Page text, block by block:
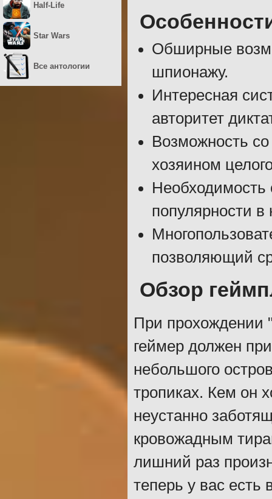
Обширные
шпионажу.
Интересная
авторитет
Возможность
хозяином
Необходимость
популярности
позволяющий
Обзор
При прохождении
геймер должен
небольшого
тропиках. Кем он
неустанно
кровожадным
лишний раз
теперь у вас есть
Half-Life
Star Wars
Все антологии